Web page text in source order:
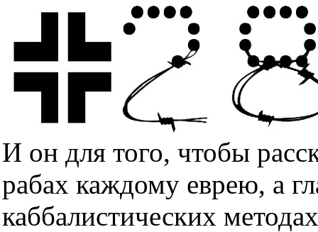
И он для того, чтобы
рабах каждому еврею, а
каббалистических